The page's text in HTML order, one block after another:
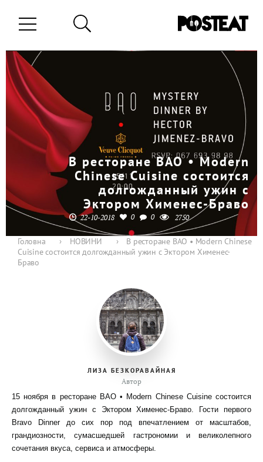
В ресторане BAO • Modern
Chinese Cuisine состоится
долгожданный ужин с
Эктором Хименес-Браво
22-10-2018 0 0 2750
Головна › НОВИНИ ›
В ресторане BAO • Modern Chinese
Cuisine состоится долгожданный ужин с Эктором Хименес-
Браво
ЛИЗА БЕЗКОРАВАЙНАЯ
Автор
15 ноября в ресторане BAO • Modern Chinese Cuisine состоится
долгожданный ужин с Эктором Хименес-Браво. Гости первого
Bravo Dinner до сих пор под впечатлением от масштабов,
грандиозности, сумасшедшей гастрономии и великолепного
сочетания вкуса, сервиса и атмосферы.